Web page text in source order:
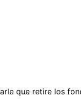
que retire los